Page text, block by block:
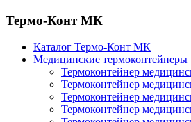
Термо-Конт МК
Каталог Термо-Конт МК
Медицинские термоконтейнеры
Термоконтейнер
Термоконтейнер
Термоконтейнер
Термоконтейнер